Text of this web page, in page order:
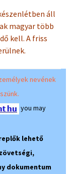
áll
magyar több
kell. A friss
nevének
you may
lehető
dokumentum